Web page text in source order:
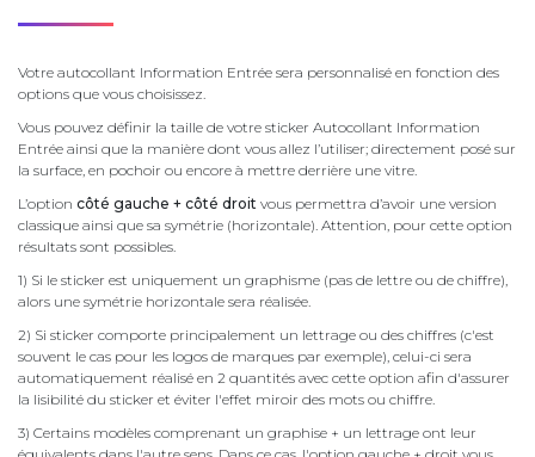
Votre autocollant Information Entrée sera personnalisé en fonction des
options que vous choisissez.
Vous pouvez définir la taille de votre sticker Autocollant Information
Entrée ainsi que la manière dont vous allez l’utiliser; directement posé sur
la surface, en pochoir ou encore à mettre derrière une vitre.
L’option côté gauche + côté droit vous permettra d’avoir une version
classique ainsi que sa symétrie (horizontale). Attention, pour cette option
résultats sont possibles.
1) Si le sticker est uniquement un graphisme (pas de lettre ou de chiffre),
alors une symétrie horizontale sera réalisée.
2) Si sticker comporte principalement un lettrage ou des chiffres (c'est
souvent le cas pour les logos de marques par exemple), celui-ci sera
automatiquement réalisé en 2 quantités avec cette option afin d'assurer
la lisibilité du sticker et éviter l'effet miroir des mots ou chiffre.
3) Certains modèles comprenant un graphise + un lettrage ont leur